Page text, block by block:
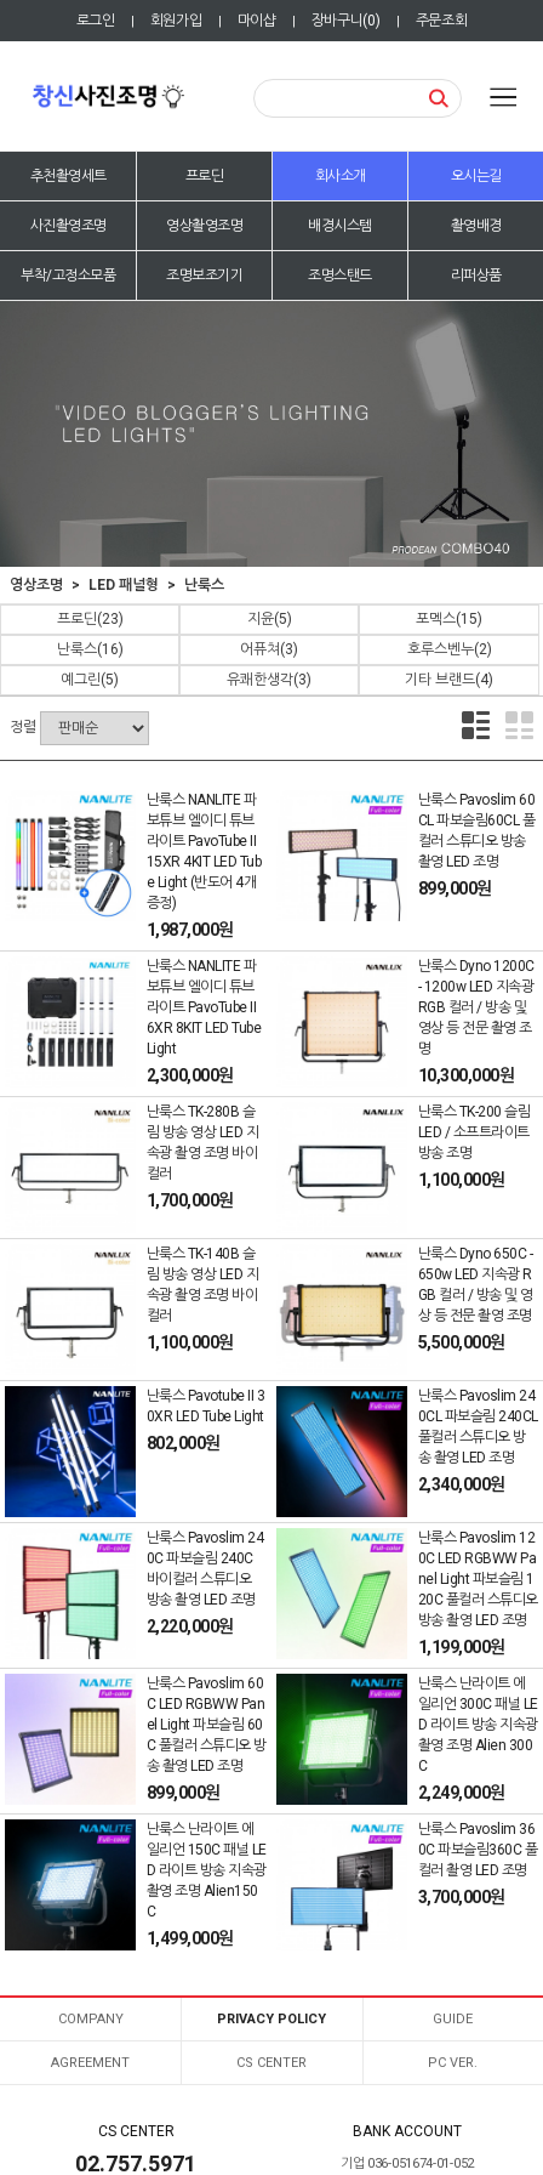
로그인 | 회원가입 | 마이샵 | 장바구니(0) | 주문조회
추천촬영세트 프로딘 회사소개 오시는길
사진촬영조명 영상촬영조명 배경시스템 촬영배경
부착/고정소모품 조명보조기기 조명스탠드 리퍼상품
영상조명 LED 패널형
난룩스
프로딘(23) 지윤(5) 포멕스(15)
난룩스(16) 어퓨쳐 (3) 호루스벤누(2)
예그린(5) 유쾌한생각(3) 기타 브랜드(4)
정렬
난룩스 NANLITE 파
보튜브 엘이디 튜브
라이트 PavoTube II
15XR 4KIT LED Tub
e Light (반도어 4개
증정)
1,987,000원
난룩스 Pavoslim 60
CL 파보슬림60CL 풀
컬러 스튜디오 방송
촬영 LED 조명
899,000원
난룩스 NANLITE 파
보튜브 엘이디 튜브
라이트 PavoTube II
6XR 8KIT LED Tube
Light
2,300,000원
난룩스 Dyno 1200C
- 1200w LED 지속광
RGB 컬러 / 방송 및
영상 등 전문 촬영 조
명
10,300,000원
난룩스 TK-280B 슬
림 방송 영상 LED 지
속광 촬영 조명 바이
컬러
1,700,000원
난룩스 TK-200 슬림
LED / 소프트라이트
방송 조명
1,100,000원
난룩스 TK-140B 슬
림 방송 영상 LED 지
속광 촬영 조명 바이
컬러
1,100,000원
난룩스 Dyno 650C -
650w LED 지속광 R
GB 컬러 / 방송 및 영
상 등 전문 촬영 조명
5,500,000원
난룩스 Pavotube II 3
0XR LED Tube Light
802,000원
난룩스 Pavoslim 24
0CL 파보슬림 240CL
풀컬러 스튜디오 방
송 촬영 LED 조명
2,340,000원
난룩스 Pavoslim 24
0C 파보슬림 240C
바이컬러 스튜디오
방송 촬영 LED 조명
2,220,000원
난룩스 Pavoslim 12
0C LED RGBWW Pa
nel Light 파보슬림 1
20C 풀컬러 스튜디오
방송 촬영 LED 조명
1,199,000원
난룩스 Pavoslim 60
C LED RGBWW Pan
el Light 파보슬림 60
C 풀컬러 스튜디오 방
송 촬영 LED 조명
899,000원
난룩스 난라이트 에
일리언 300C 패널 LE
D 라이트 방송 지속광
촬영 조명 Alien 300
C
2,249,000원
난룩스 난라이트 에
일리언 150C 패널 LE
D 라이트 방송 지속광
촬영 조명 Alien150
C
1,499,000원
난룩스 Pavoslim 36
0C 파보슬림360C 풀
컬러 촬영 LED 조명
3,700,000원
COMPANY PRIVACY POLICY GUIDE
AGREEMENT CS CENTER PC VER.
CS CENTER
02.757.5971
BANK ACCOUNT
기업 036-051674-01-052